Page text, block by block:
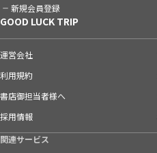
新規会員登録
GOOD LUCK TRIP
運営会社
利用規約
書店御担当者様へ
採用情報
関連サービス